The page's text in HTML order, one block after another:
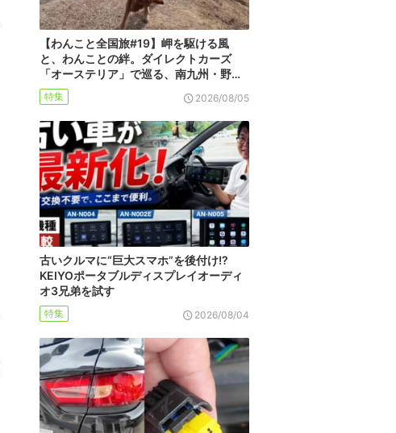
【わんこと全国旅#19】岬を駆ける風
と、わんことの絆。ダイレクトカーズ
「オーステリア」で巡る、南九州・野…
特集 2026/08/05
古いクルマに“巨大スマホ”を後付け!?
KEIYOポータブルディスプレイオーディ
オ3兄弟を試す
特集 2026/08/04